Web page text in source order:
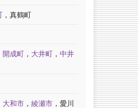
，真鶴町
開成町 ， 大井町 ， 中井
大和市 ， 綾瀬市 ，愛川